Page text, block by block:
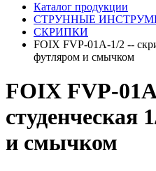
Каталог продукции
СТРУННЫЕ
СКРИПКИ
FOIX FVP-01A-1/2 --
футляром и смычком
FOIX FVP-
студенческая
и смычком